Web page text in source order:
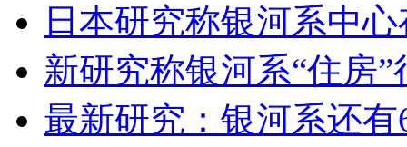
外交部：反对强权政治霸凌主义
外交部：有关国家言论片面不公正
日本研究称银河系中
新研究称银河系“住房”
最新研究：银河系还有